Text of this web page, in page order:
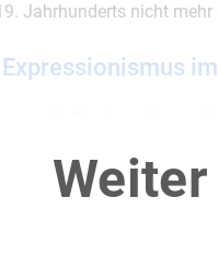
Jahrhunderts nicht
Einordnung: Mit
zeitlich in die Epoche